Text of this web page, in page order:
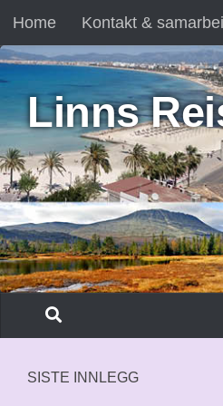
Skip to content
Home Kontakt &
Linns
SISTE INNLEGG